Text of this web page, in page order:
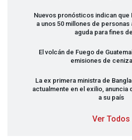
Nuevos pronósticos indican que
a unos 50 millones de
aguda para fines
El volcán de Fuego de
emisiones de
La ex primera ministra de
actualmente en el exilio, anuncia
a su país
Ver Todos